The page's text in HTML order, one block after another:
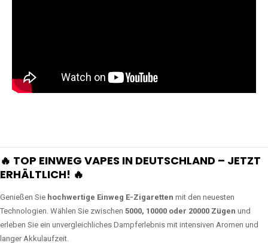
🔥 TOP EINWEG VAPES IN DEUTSCHLAND – JETZT
Genießen Sie hochwertige Einweg E-Zigarettenmit den neuesten
Technologien. Wählen Sie zwischen5000, 10000 oder 20000 Zügenund
erleben Sie ein unvergleichliches Dampferlebnis mit intensiven Aromen und